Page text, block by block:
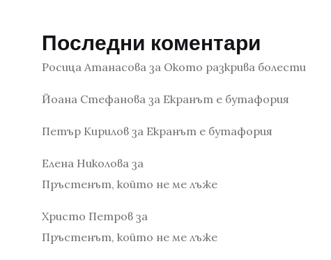
Последни коментари
Росица Атанасова за Окото разкрива болести
Йоана Стефанова за Екранът е бутафория
Петър Кирилов за Екранът е бутафория
Елена Николова за
Пръстенът, който не ме лъже
Христо Петров за
Пръстенът, който не ме лъже